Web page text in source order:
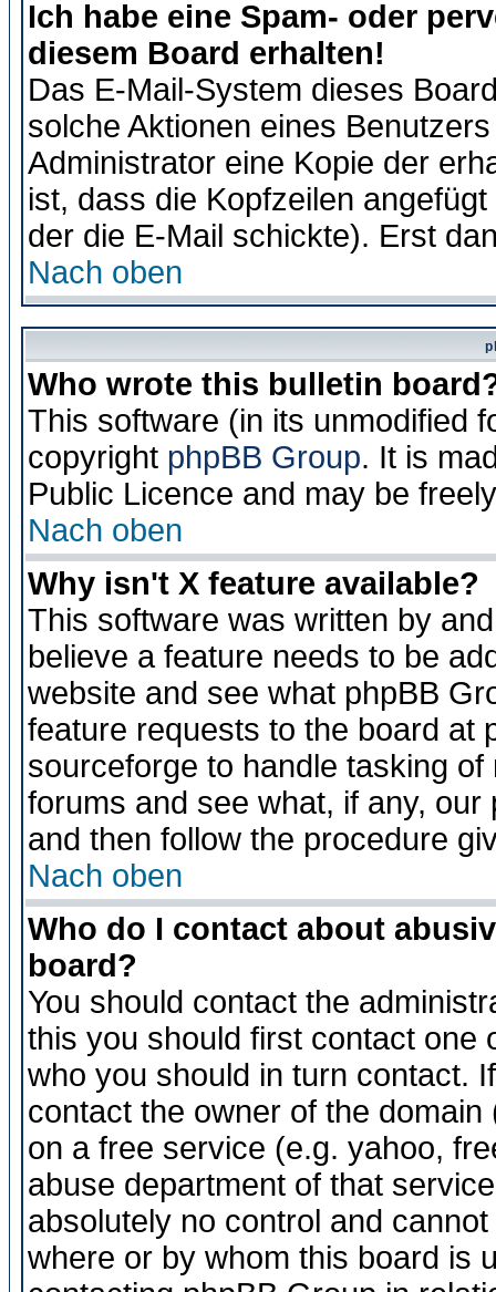
Ich habe eine Spam- oder
diesem Board erhalten!
Das E-Mail-System dieses
solche Aktionen eines
Administrator eine Kopie der
ist, dass die Kopfzeilen
der die E-Mail schickte). Erst
Nach oben
Who wrote this bulletin
This software (in its unmodified
copyright phpBB Group. It is
Public Licence and may be
Nach oben
Why isn't X feature available?
This software was written by
believe a feature needs to be
website and see what phpBB
feature requests to the board at
sourceforge to handle tasking
forums and see what, if any,
and then follow the procedure
Nach oben
Who do I contact about
board?
You should contact the
this you should first contact one
who you should in turn contact.
contact the owner of the
on a free service (e.g. yahoo,
abuse department of that
absolutely no control and
where or by whom this board is